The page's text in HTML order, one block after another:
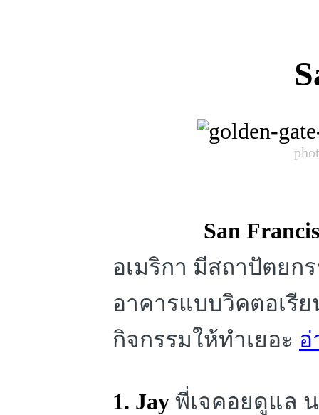
San
อเมริกา มีสถาปัตยก
อาคารแบบวิคตอเรี
กิจกรรมให้ทำเยอะ
1. Jay พี่เจคอยดูแล น